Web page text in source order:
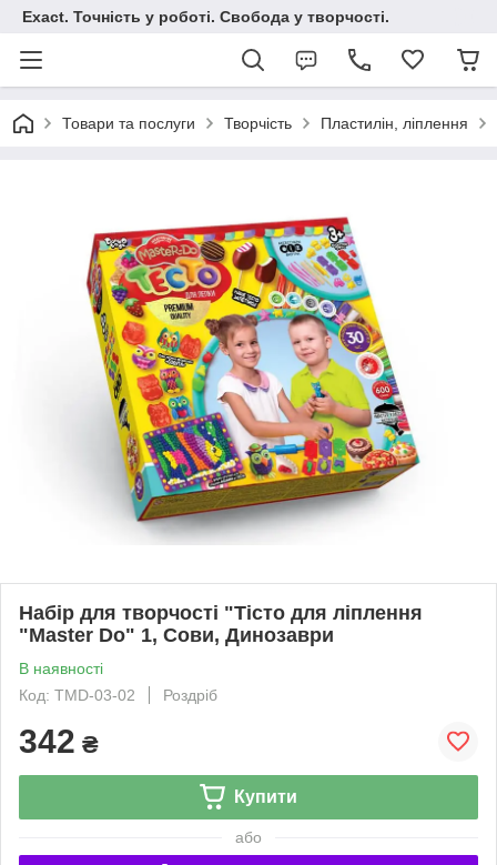
Exact. Точність у роботі. Свобода у творчості.
Товари та послуги Творчість Пластилін, ліплення
Набір для творчості "Тісто для ліплення
"Master Do" 1, Сови, Динозаври
В наявності
Код: TMD-03-02
Роздріб
342 ₴
Купити
або